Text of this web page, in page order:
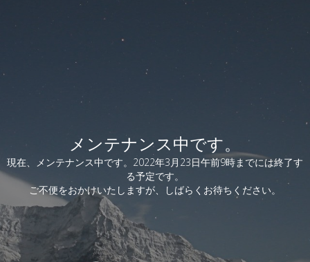
メンテナンス中です。
現在、メンテナンス中です。2022年3月23日午前9時までには終了す
る予定です。
ご不便をおかけいたしますが、しばらくお待ちください。